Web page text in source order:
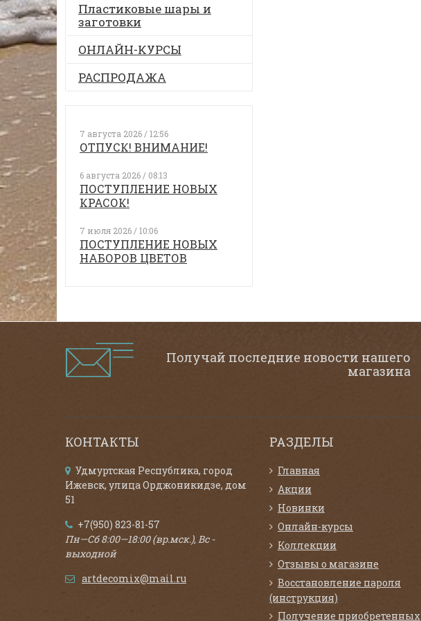
Пластиковые шары и
заготовки
ОНЛАЙН-КУРСЫ
РАСПРОДАЖА
7 августа 2026 / 12:56
ОТПУСК! ВНИМАНИЕ!
6 августа 2026 / 08:13
ПОСТУПЛЕНИЕ НОВЫХ
КРАСОК!
7 июля 2026 / 10:06
ПОСТУПЛЕНИЕ НОВЫХ
НАБОРОВ ЦВЕТОВ
Получай последние новости нашего
магазина
КОНТАКТЫ
Удмуртская Республика, город
Ижевск, улица Орджоникидзе, дом
51
+7(950) 823-81-57
Пн—Сб 8:00—18:00 (вр.мск.), Вс -
выходной
artdecomix@mail.ru
РАЗДЕЛЫ
Главная
Акции
Новинки
Онлайн-курсы
Коллекции
Отзывы о магазине
Восстановление пароля
(инструкция)
Получение приобретенных